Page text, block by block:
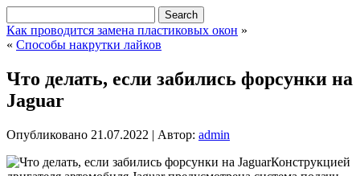
Как проводится замена пластиковых окон »
« Способы накрутки лайков
Что делать, если забились форсунки на
Jaguar
Опубликовано 21.07.2022 | Автор: admin
Конструкцией